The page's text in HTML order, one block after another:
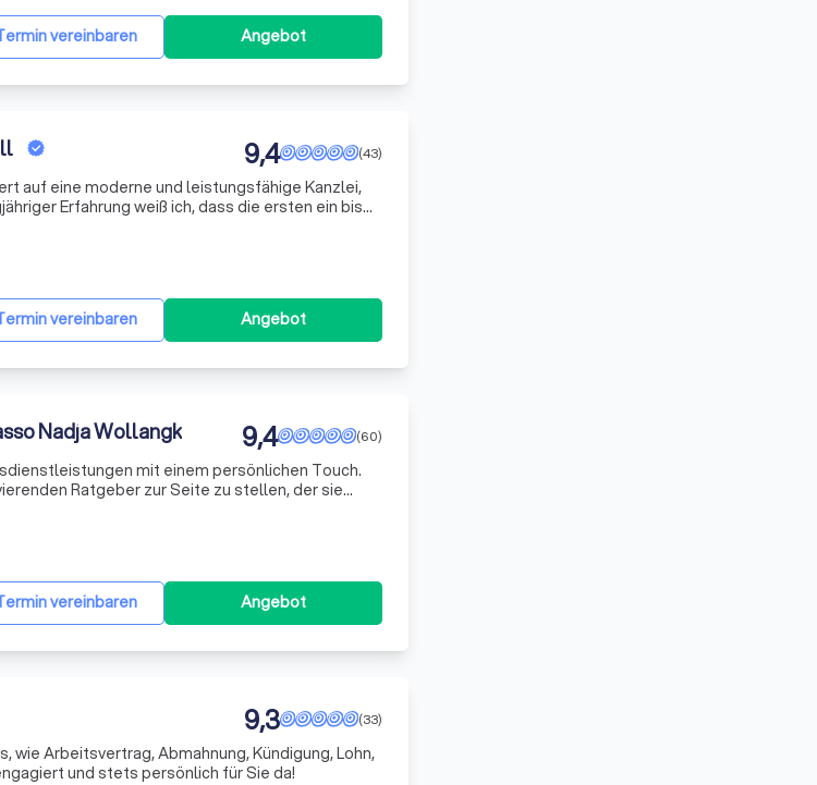
vereinbaren Angebot
(43)
9,4
auf eine moderne und leistungsfähige Kanzlei,
Erfahrung weiß ich, dass die ersten ein bis
vereinbaren Angebot
Nadja Wollangk (60)
9,4
mit einem persönlichen Touch.
Ratgeber zur Seite zu stellen, der sie
vereinbaren Angebot
(33)
9,3
Arbeitsvertrag, Abmahnung, Kündigung, Lohn,
und stets persönlich für Sie da!